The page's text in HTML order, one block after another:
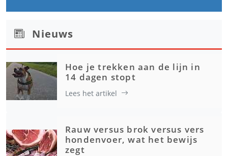
Nieuws
Hoe je trekken aan de lijn in
14 dagen stopt
Lees het artikel
Rauw versus brok versus vers
hondenvoer, wat het bewijs
zegt